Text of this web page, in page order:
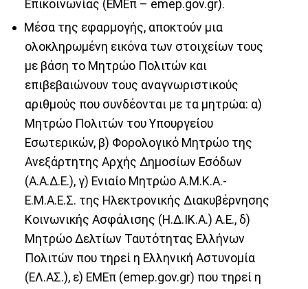
Επικοινωνίας (ΕΜΕπ – emep.gov.gr).
Μέσα της εφαρμογής, αποκτούν μια
ολοκληρωμένη εικόνα των στοιχείων τους
με βάση το Μητρώο Πολιτών και
επιβεβαιώνουν τους αναγνωριστικούς
αριθμούς που συνδέονται με τα μητρώα: α)
Μητρώο Πολιτών του Υπουργείου
Εσωτερικών, β) Φορολογικό Μητρώο της
Ανεξάρτητης Αρχής Δημοσίων Εσόδων
(Α.Α.Δ.Ε.), γ) Ενιαίο Μητρώο Α.Μ.Κ.Α.-
Ε.Μ.Α.Ε.Σ. της Ηλεκτρονικής Διακυβέρνησης
Κοινωνικής Ασφάλισης (Η.Δ.ΙΚ.Α.) Α.Ε., δ)
Μητρώο Δελτίων Ταυτότητας Ελλήνων
Πολιτών που τηρεί η Ελληνική Αστυνομία
(ΕΛ.ΑΣ.), ε) ΕΜΕπ (emep.gov.gr) που τηρεί η